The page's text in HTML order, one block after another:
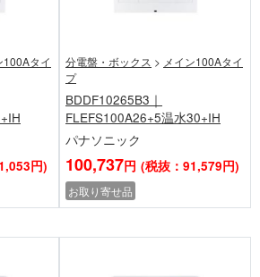
100Aタイ
円)
分電盤・ボックス > メイン100Aタイ
プ
BDDF10265B3｜
FLEFS100A26+5温水30+IH
パナソニック
100,737円 (税抜：91,579円)
お取り寄せ品